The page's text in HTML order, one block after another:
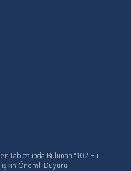
Tablosunda Bulunan “102 Bu
Önemli Duyuru